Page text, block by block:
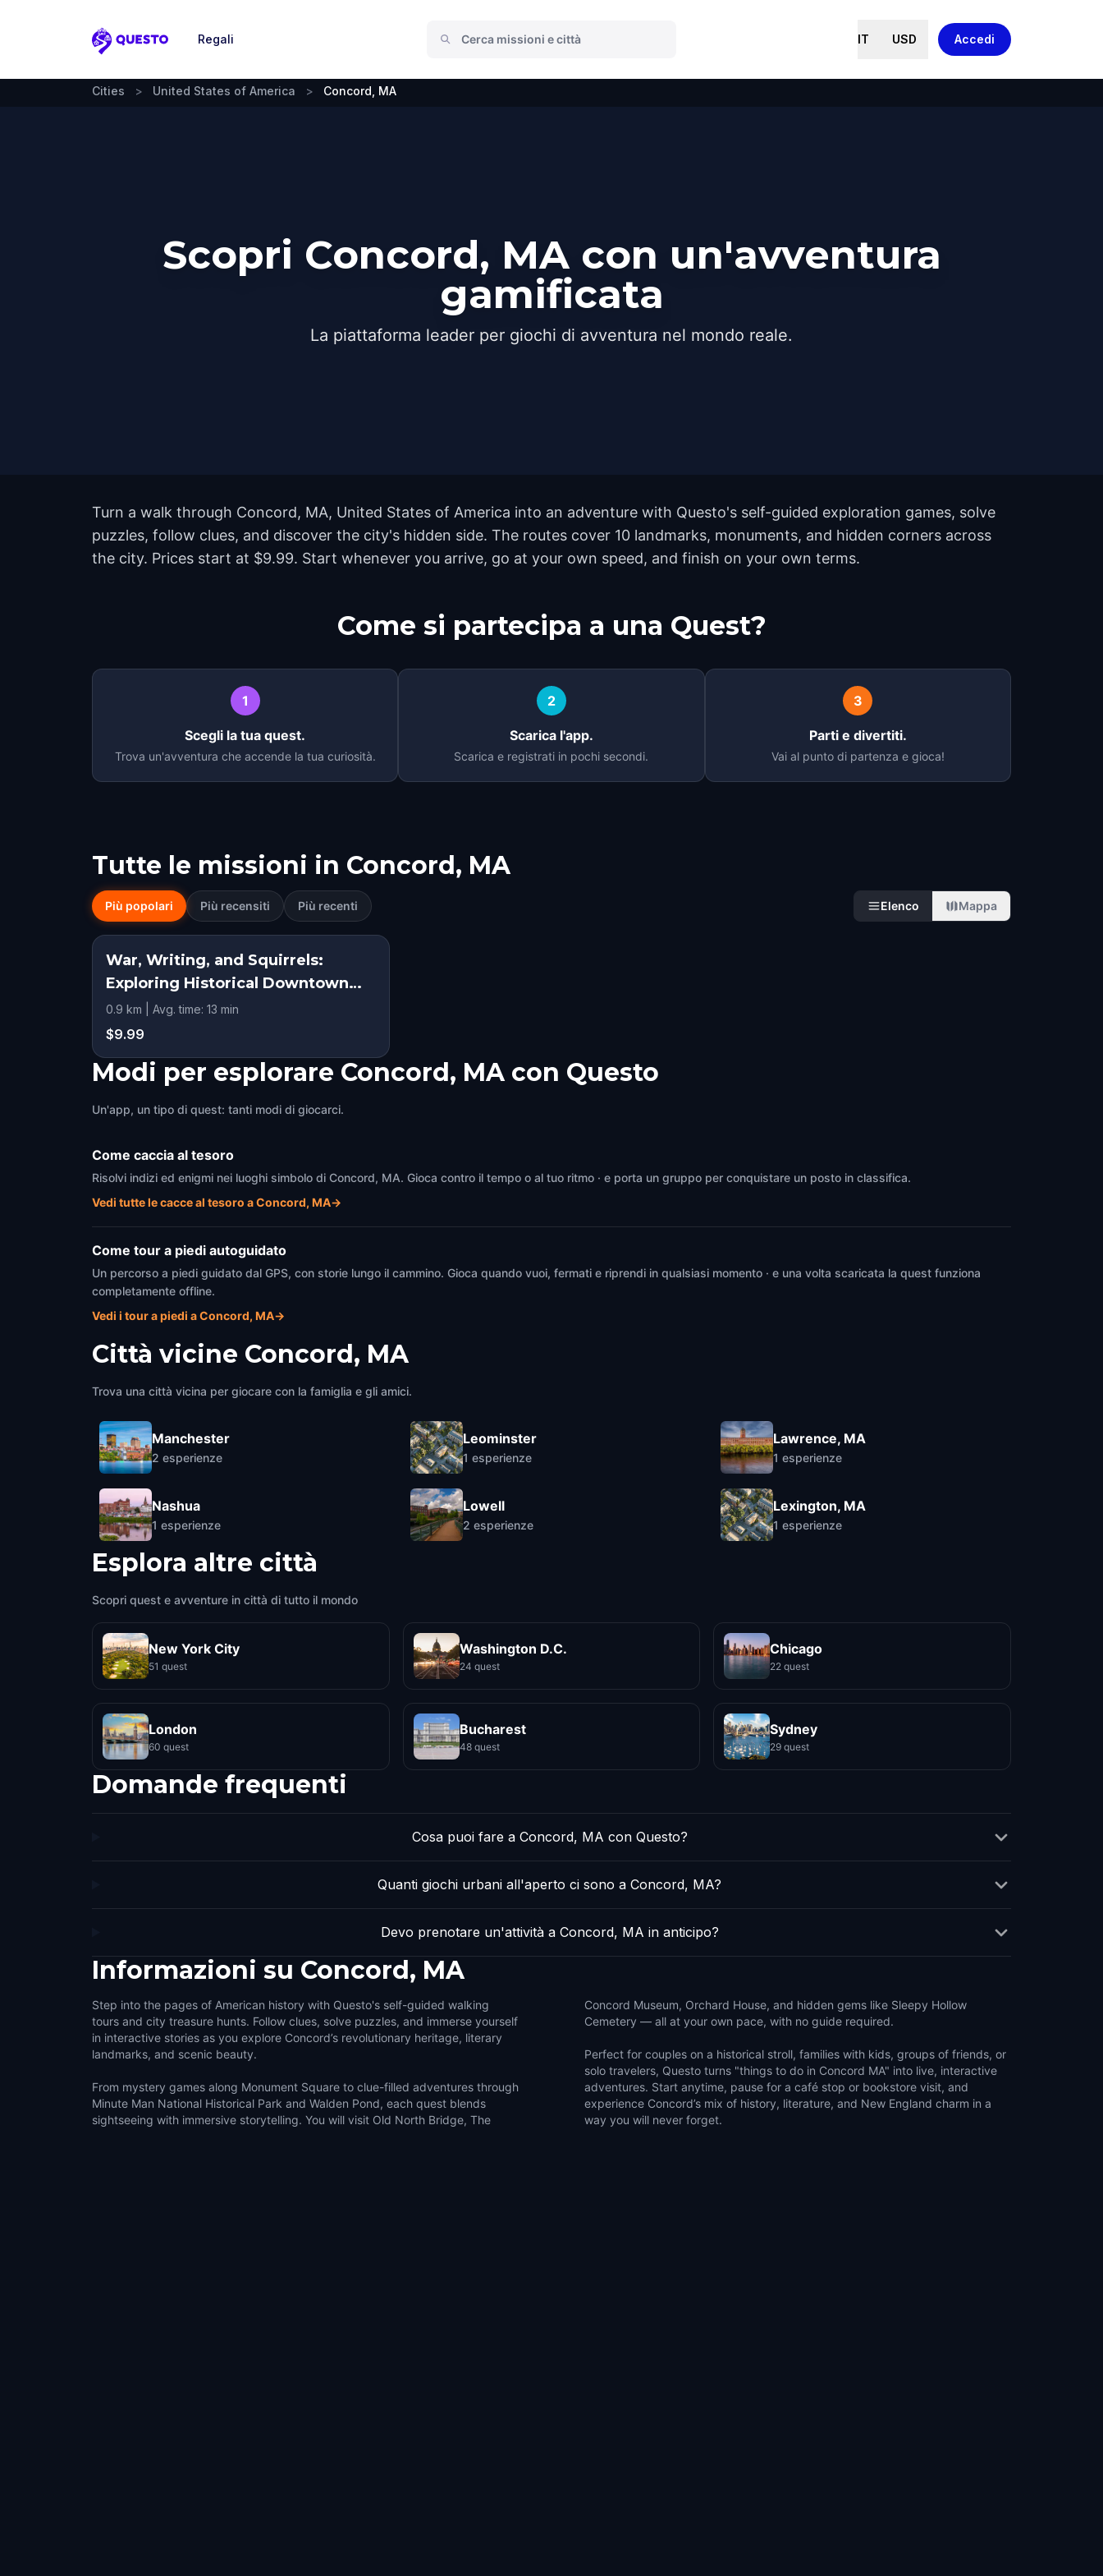
Questo
Regali IT USD Accedi
Cities > United States of America > Concord, MA
Scopri Concord, MA con un'avventura
gamificata
La piattaforma leader per giochi di avventura nel mondo reale.
Turn a walk through Concord, MA, United States of America into an adventure with Questo's self-guided exploration games, solve
puzzles, follow clues, and discover the city's hidden side. The routes cover 10 landmarks, monuments, and hidden corners across
the city. Prices start at $9.99. Start whenever you arrive, go at your own speed, and finish on your own terms.
Come si partecipa a una Quest?
1
Scegli la tua quest.
Trova un'avventura che accende la tua curiosità.
2
Scarica l'app.
Scarica e registrati in pochi secondi.
3
Parti e divertiti.
Vai al punto di partenza e gioca!
Tutte le missioni in Concord, MA
Più popolari Più recensiti Più recenti Elenco Mappa
War, Writing, and Squirrels:
Exploring Historical Downtown
Concord
0.9 km | Avg. time: 13 min
$9.99
Modi per esplorare Concord, MA con Questo
Un'app, un tipo di quest: tanti modi di giocarci.
Come caccia al tesoro
Risolvi indizi ed enigmi nei luoghi simbolo di Concord, MA. Gioca contro il tempo o al tuo ritmo · e porta un gruppo per conquistare un posto in classifica.
Vedi tutte le cacce al tesoro a Concord, MA→
Come tour a piedi autoguidato
Un percorso a piedi guidato dal GPS, con storie lungo il cammino. Gioca quando vuoi, fermati e riprendi in qualsiasi momento · e una volta scaricata la quest funziona
completamente offline.
Vedi i tour a piedi a Concord, MA→
Città vicine Concord, MA
Trova una città vicina per giocare con la famiglia e gli amici.
Manchester
2 esperienze
Nashua
1 esperienze
Leominster
1 esperienze
Lowell
2 esperienze
Lawrence, MA
1 esperienze
Lexington, MA
1 esperienze
Esplora altre città
Scopri quest e avventure in città di tutto il mondo
New York City
51 quest
Washington D.C.
24 quest
Chicago
22 quest
London
60 quest
Bucharest
48 quest
Sydney
29 quest
Domande frequenti
Cosa puoi fare a Concord, MA con Questo?
Quanti giochi urbani all'aperto ci sono a Concord, MA?
Devo prenotare un'attività a Concord, MA in anticipo?
Informazioni su Concord, MA
Step into the pages of American history with Questo's self-guided walking
tours and city treasure hunts. Follow clues, solve puzzles, and immerse yourself
in interactive stories as you explore Concord’s revolutionary heritage, literary
landmarks, and scenic beauty.
From mystery games along Monument Square to clue-filled adventures through
Minute Man National Historical Park and Walden Pond, each quest blends
sightseeing with immersive storytelling. You will visit Old North Bridge, The
Concord Museum, Orchard House, and hidden gems like Sleepy Hollow
Cemetery — all at your own pace, with no guide required.
Perfect for couples on a historical stroll, families with kids, groups of friends, or
solo travelers, Questo turns "things to do in Concord MA" into live, interactive
adventures. Start anytime, pause for a café stop or bookstore visit, and
experience Concord’s mix of history, literature, and New England charm in a
way you will never forget.